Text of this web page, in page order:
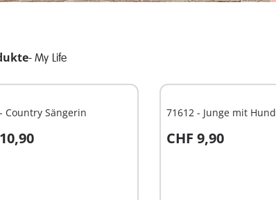
- My Life
Country Sängerin 71612 - Junge mit Hund
CHF 9,90
In den Warenkorb